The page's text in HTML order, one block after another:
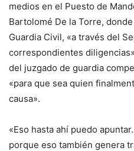
medios en el Puesto de
Bartolomé De la Torre,
Guardia Civil, «a través del
correspondientes
del juzgado de guardia
«para que sea quien
causa».
«Eso hasta ahí puedo
porque eso también genera